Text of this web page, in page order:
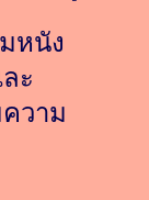
หนัง
ะ
วาม